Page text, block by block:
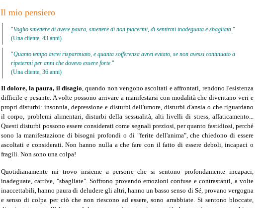
Il mio pensiero
"Voglio smettere di avere paura, smettere di non piacermi, di sentirmi inadeguata e sbagliata."
(Una cliente, 43 anni)
"Quanto tempo avrei risparmiato, e quanta sofferenza avrei evitato, se non avessi continuato a
ripetermi per anni che dovevo essere forte."
(Una cliente, 36 anni)
Il dolore, la paura, il disagio, quando non vengono ascoltati e affrontati, rendono l'esistenza
difficile e pesante. A volte possono arrivare a manifestarsi con modalità che diventano veri e
propri disturbi: insonnia, depressione e disturbi dell'umore, disturbi d'ansia o che riguardano
il corpo, problemi alimentari, disturbi della sessualità, alti livelli di stress, affaticamento...
Questi disturbi possono essere considerati come segnali preziosi, per quanto fastidiosi, perché
sono la manifestazione di bisogni profondi o di "ferite dell'anima", che chiedono di essere
ascoltati e considerati. Non hanno nulla a che fare con il fatto di essere deboli, incapaci o
fragili. Non sono una colpa!
Quotidianamente mi trovo insieme a persone che si sentono profondamente incapaci,
inadeguate, cattive, "sbagliate". Soffrono provando emozioni confuse e contrastanti, a volte
inaccettabili, hanno paura di deludere gli altri, hanno un basso senso di Sé, provano vergogna
e senso di colpa per ciò che non riescono ad essere, sono arrabbiate. Si sentono bloccate,